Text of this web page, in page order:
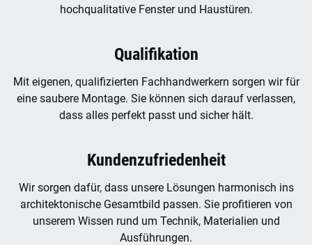
hochqualitative Fenster und Haustüren.
Qualifikation
Mit eigenen, qualifizierten Fachhandwerkern sorgen wir für
eine saubere Montage. Sie können sich darauf verlassen,
dass alles perfekt passt und sicher hält.
Kundenzufriedenheit
Wir sorgen dafür, dass unsere Lösungen harmonisch ins
architektonische Gesamtbild passen. Sie profitieren von
unserem Wissen rund um Technik, Materialien und
Ausführungen.